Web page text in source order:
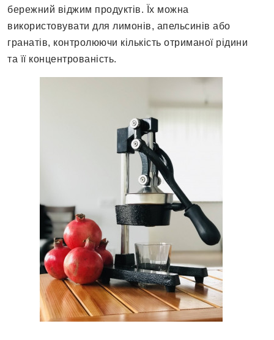
бережний віджим продуктів. Їх можна
використовувати для лимонів, апельсинів або
гранатів, контролюючи кількість отриманої рідини
та її концентрованість.